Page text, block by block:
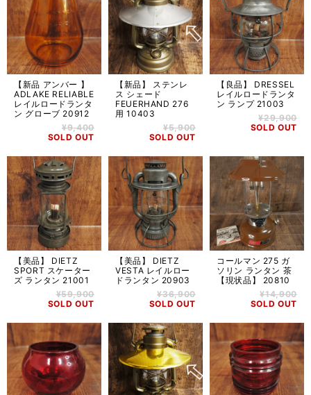
【新品 アンバー 】
ADLAKE RELIABLE
レイルロードランタ
ン グローブ 20912
¥9,400
SOLD OUT
【新品】 ステンレ
ス シェード
FEUERHAND 276
用 10403
¥5,900
SOLD OUT
【良品】 DRESSEL
レイルロードランタ
ン ランプ 21003
¥29,900
SOLD OUT
【美品】 DIETZ
SPORT スケーター
ズ ランタン 21001
¥59,900
SOLD OUT
【美品】 DIETZ
VESTA レイルロー
ドランタン 20903
¥36,900
SOLD OUT
コールマン 275 ガ
ソリン ランタン 茶
【現状品】 20810
¥14,900
SOLD OUT